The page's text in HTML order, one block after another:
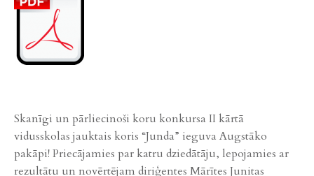
pakāpi! Priecājamies par katru dziedātāju, lepojamies ar
rezultātu un novērtējam diriģentes Mārītes Junitas
Apsītes un koncertmeistara Gennady Grinko
ieguldīto darbu!